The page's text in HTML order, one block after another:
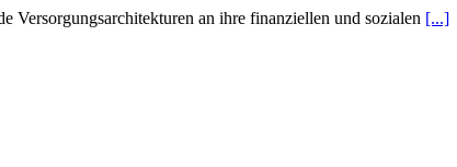
Versorgungsarchitekturen an ihre finanziellen und sozialen [...]